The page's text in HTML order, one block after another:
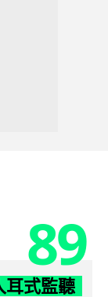
89
耳式監聽